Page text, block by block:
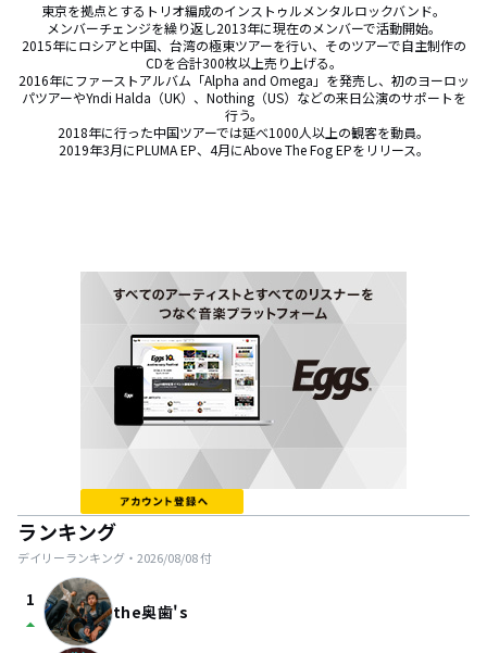
東京を拠点とするトリオ編成のインストゥルメンタルロックバンド。
メンバーチェンジを繰り返し2013年に現在のメンバーで活動開始。
2015年にロシアと中国、台湾の極東ツアーを行い、そのツアーで自主制作の
CDを合計300枚以上売り上げる。
2016年にファーストアルバム「Alpha and Omega」を発売し、初のヨーロッ
パツアーやYndi Halda（UK）、Nothing（US）などの来日公演のサポートを
行う。
2018年に行った中国ツアーでは延べ1000人以上の観客を動員。
2019年3月にPLUMA EP、4月にAbove The Fog EPをリリース。
ランキング
デイリーランキング・ 2026/08/08付
1
arrow_drop_up the奥歯's